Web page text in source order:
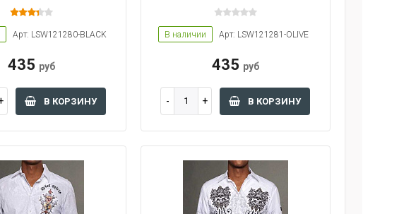
Арт: LSW121280-BLACK
435 руб
В КОРЗИНУ
В наличии Арт: LSW121281-OLIVE
435 руб
В КОРЗИНУ